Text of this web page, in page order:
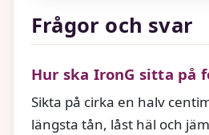
Frågor och svar
Hur ska IronG sitta på
Sikta på cirka en halv
längsta tån, låst häl och